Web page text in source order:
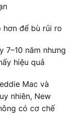
hơn để bù rủi ro
7–10 năm nhưng
hiệu quả
Mac và
nhiên, New
có cơ chế